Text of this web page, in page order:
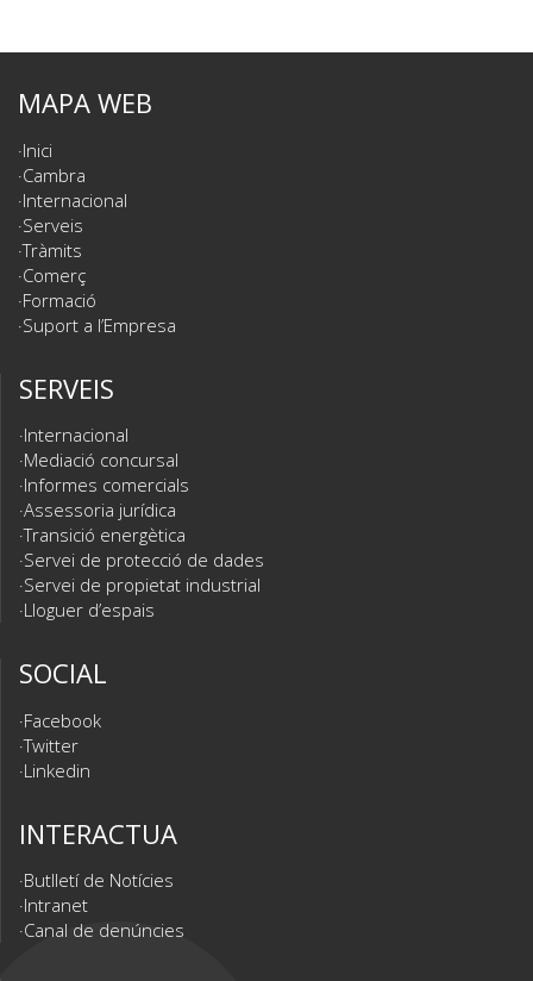
MAPA WEB
Inici
Cambra
Internacional
Serveis
Tràmits
Comerç
Formació
Suport a l’Empresa
SERVEIS
Internacional
Mediació concursal
Informes comercials
Assessoria jurídica
Transició energètica
Servei de protecció de dades
Servei de propietat industrial
Lloguer d’espais
SOCIAL
Facebook
Twitter
Linkedin
INTERACTUA
Butlletí de Notícies
Intranet
Canal de denúncies